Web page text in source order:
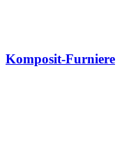
Komposit-Furniere